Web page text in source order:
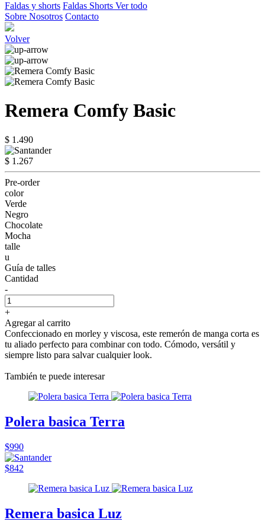
Faldas y shorts Faldas Shorts Ver todo
Sobre Nosotros Contacto
Volver
Remera Comfy Basic
$ 1.490
$ 1.267
Pre-order
color
Verde
Negro
Chocolate
Mocha
talle
u
Guía de talles
Cantidad
-
+
Agregar al carrito
Confeccionado en morley y viscosa, este remerón de manga corta es
tu aliado perfecto para combinar con todo. Cómodo, versátil y
siempre listo para salvar cualquier look.
También te puede interesar
Polera basica Terra
$990
$842
Remera basica Luz